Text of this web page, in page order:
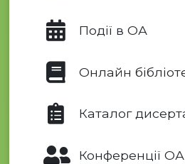
Події в ОА
Онлайн
Каталог
Конференції ОА